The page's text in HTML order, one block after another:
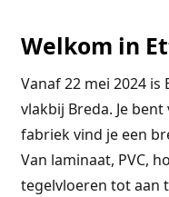
Welkom in
Vanaf 22 mei 2024 is
vlakbij Breda. Je
fabriek vind je een
Van laminaat, PVC,
tegelvloeren tot aan